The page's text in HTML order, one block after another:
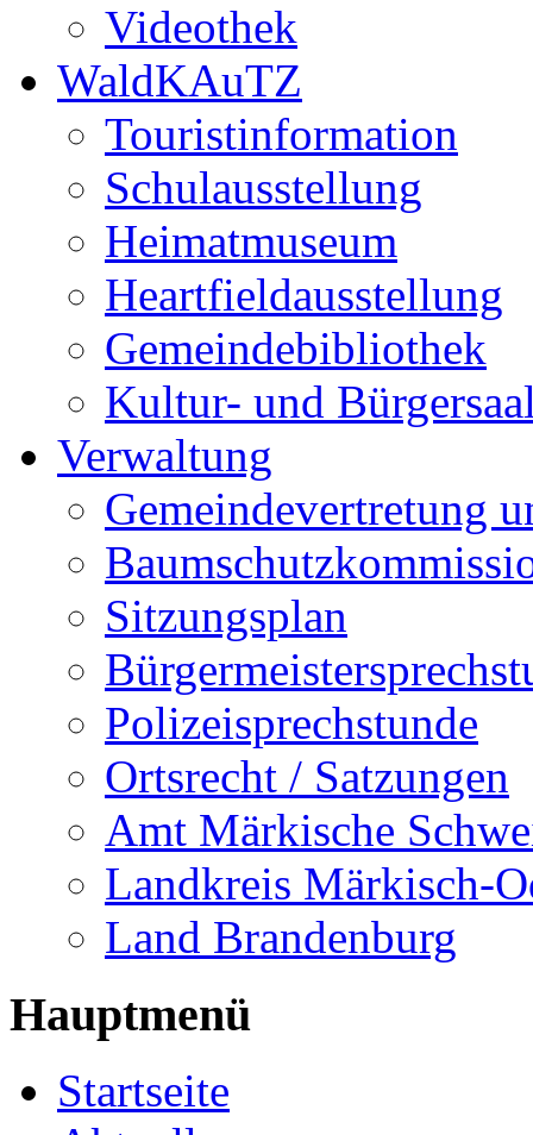
Videothek
WaldKAuTZ
Touristinformation
Schulausstellung
Heimatmuseum
Heartfieldausstellung
Gemeindebibliothek
Kultur- und
Verwaltung
Gemeindevertretung
Sitzungsplan
Polizeisprechstunde
Ortsrecht / Satzungen
Amt Märkische
Landkreis Märkisch-
Land Brandenburg
Hauptmenü
Startseite